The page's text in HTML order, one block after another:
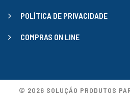
POLÍTICA DE PRIVACIDADE
COMPRAS ON LINE
© 2026 SOLUÇÃO PRODUTOS